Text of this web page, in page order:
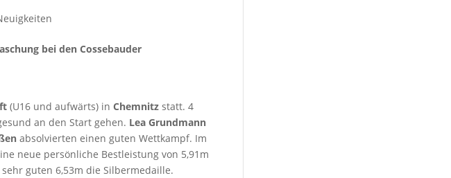
bei den Cossebauder
(U16 und aufwärts) in Chemnitzstatt. 4
an den Start gehen. Lea Grundmann
absolvierten einen guten Wettkampf. Im
neue persönliche Bestleistung von 5,91m
guten 6,53m die Silbermedaille.